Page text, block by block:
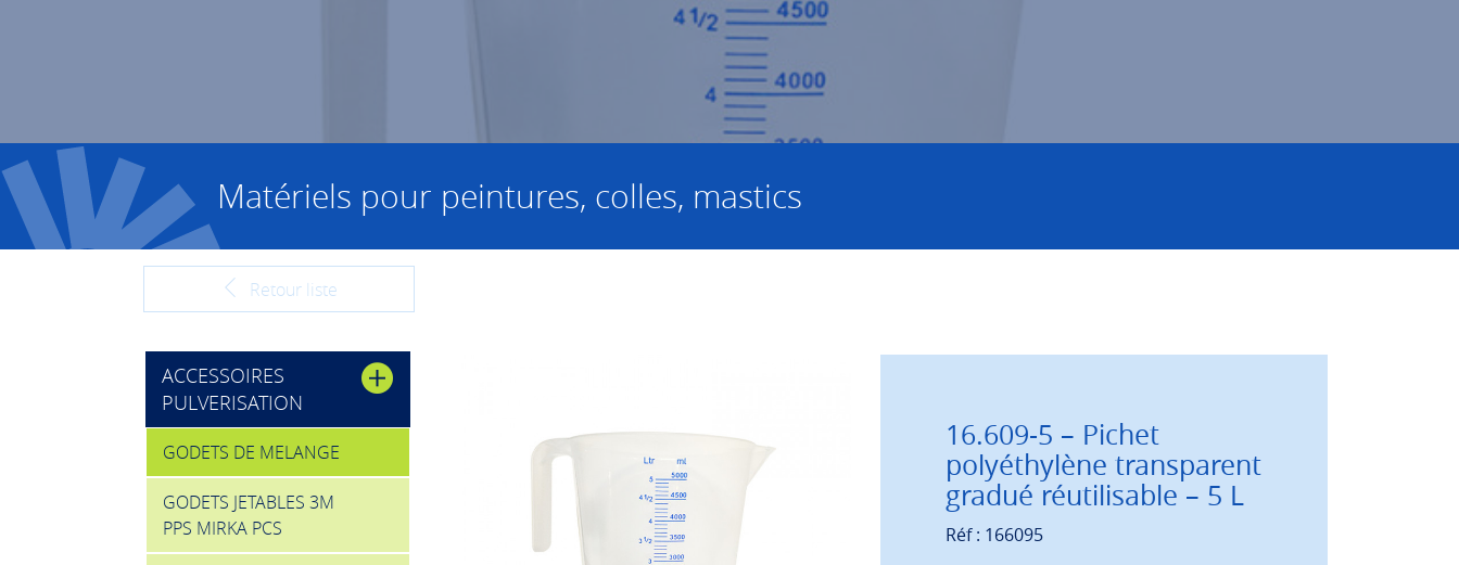
Matériels pour peintures, colles, mastics
Retour liste
ACCESSOIRES
PULVERISATION
GODETS DE MELANGE
GODETS JETABLES 3M
PPS MIRKA PCS
16.609-5 – Pichet
polyéthylène transparent
gradué réutilisable – 5 L
Réf : 166095